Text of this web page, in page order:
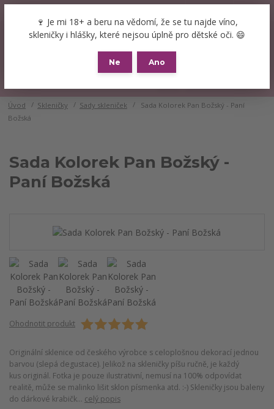
🍷 Je mi 18+ a beru na vědomí, že se tu najde víno,
skleničky i hlášky, které nejsou úplně pro dětské oči. 😄
Ne
Ano
0 Kč
Úvod Skleničky Sady skleniček
Sada Kolorek Pan Božský - Paní
Božská
Sada Kolorek Pan Božský -
Paní Božská
Ohodnotit produkt
Originální sklenice od českého výrobce s celoplošnou dekorací jednou
barvou (slepá degustace). Jelikož na skleničky píšu ručně, je každý
kus originál. Fotka je pouze ilustrativní, nemusí na 100% odpovídat
realitě, může se malinko lišit sklon písmenka atd. :-) Skleničky jsou baleny
do dárkové krabičk... celý popis